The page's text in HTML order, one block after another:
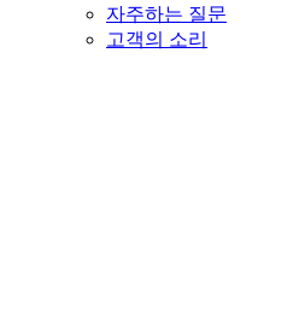
자주하는 질문
고객의 소리